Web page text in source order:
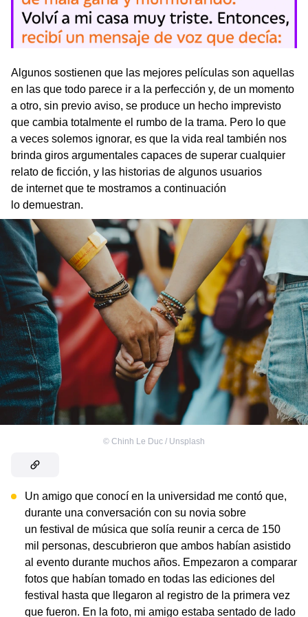
Algunos sostienen que las mejores películas son aquellas
en las que todo parece ir a la perfección y, de un momento
a otro, sin previo aviso, se produce un hecho imprevisto
que cambia totalmente el rumbo de la trama. Pero lo que
a veces solemos ignorar, es que la vida real también nos
brinda giros argumentales capaces de superar cualquier
relato de ficción, y las historias de algunos usuarios
de internet que te mostramos a continuación
lo demuestran.
© Chinh Le Duc / Unsplash
Un amigo que conocí en la universidad me contó que,
durante una conversación con su novia sobre
un festival de música que solía reunir a cerca de 150
mil personas, descubrieron que ambos habían asistido
al evento durante muchos años. Empezaron a comparar
fotos que habían tomado en todas las ediciones del
festival hasta que llegaron al registro de la primera vez
que fueron. En la foto, mi amigo estaba sentado de lado